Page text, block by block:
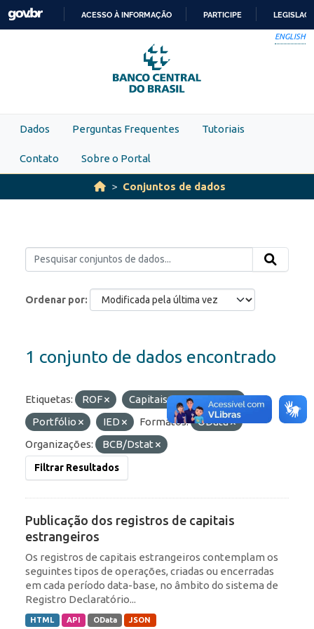
Skip to main content
PARA
O
CONTEÚDO
ACESSO À INFORMAÇÃO PARTICIPE
ENGLISH
Dados Perguntas Frequentes Tutoriais
Contato Sobre o Portal
Conjuntos de dados
Ordenar por
1 conjunto de dados encontrado
Etiquetas: ROF
Capitais Estrangeiros
Portfólio
IED Formatos:
OData
Organizações:
BCB/Dstat
Filtrar Resultados
Publicação dos registros de capitais
estrangeiros
Os registros de capitais estrangeiros contemplam os
seguintes tipos de operações, criadas ou encerradas
em cada período data-base, no âmbito do sistema de
Registro Declaratório...
HTML API OData JSON